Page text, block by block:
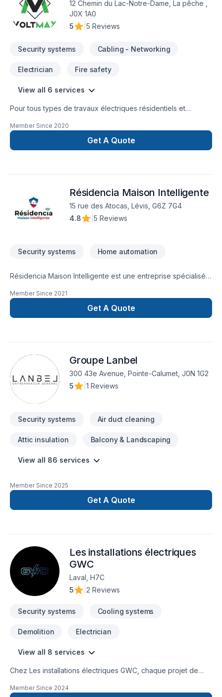
solutions sur mesure. Avec notre expertise et notre
engagement envers la qualité du service client, nous sommes
la solution idéale pour protéger votre maison et votre famille.
12 Chemin du Lac-Notre-Dame, La pêche ,
J0X 1A0
5
5 Reviews
Security systems Cabling - Networking
Electrician Fire safety
View all 6 services
Pour tous types de travaux électriques résidentiels et
des maîtres électriciens du Québec. Borne de recharge
level2 pour voiture électrique.Air climatiséÉclairage
DELChangement de panneau électrique Service
électriques, pensez VOLTMAX.Visiter notre site internet ici au
www.voltmax.ca
Member Since 2020
Get A Quote
Résidencia Maison Intelligente
15 rue des Atocas, Lévis, G6Z 7G4
4.8
5 Reviews
Security systems Home automation
Résidencia Maison Intelligente est une entreprise spécialisée
commercial ainsi que dans la domotique intelligente.
Résidencia Maison Intelligente est toujours à la fine pointe de
la technologie et propose à ses clients les systèmes les plus
Member Since 2021
Get A Quote
Groupe Lanbel
300 43e Avenue, Pointe-Calumet, J0N 1G2
5
1 Reviews
Security systems Air duct cleaning
Attic insulation Balcony & Landscaping
View all 86 services
Member Since 2025
Get A Quote
Les installations électriques
GWC
Laval, H7C
5
2 Reviews
Security systems Cooling systems
Demolition Electrician
View all 8 services
Chez Les installations électriques GWC, chaque projet de
démontrer notre engagement envers la qualité et la
Member Since 2024